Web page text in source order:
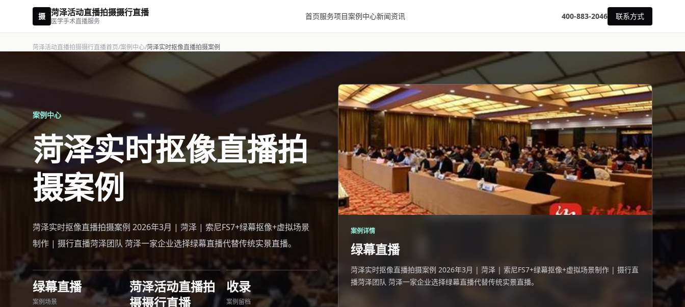
摄 菏泽活动直播拍摄摄行直播
医学手术直播服务
首页服务项目案例中心新闻资讯 400-883-2046 联系方式
菏泽活动直播拍摄摄行直播首页/案例中心/菏泽实时抠像直播拍摄案例
案例中心
菏泽实时抠像直播拍
摄案例
菏泽实时抠像直播拍摄案例 2026年3月 | 菏泽 | 索尼FS7+绿幕抠像+虚拟场景
制作 | 摄行直播菏泽团队 菏泽一家企业选择绿幕直播代替传统实景直播。
绿幕直播
案例场景
菏泽活动直播拍
摄摄行直播
收录
案例留档
案例详情
绿幕直播
菏泽实时抠像直播拍摄案例 2026年3月 | 菏泽 | 索尼FS7+绿幕抠像+虚拟场景制作 | 摄行直
播菏泽团队 菏泽一家企业选择绿幕直播代替传统实景直播。